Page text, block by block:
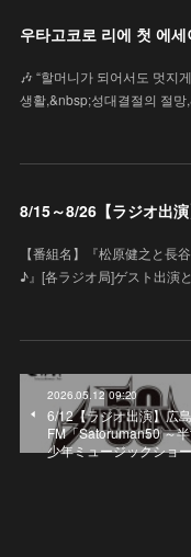
🎶 “할머니가 되어서도 멋지
생활,&nbsp;성대결절의 절
【番組名】『松原健之と長
♪』[各ラジオ局]ゲスト出演
2026.05.12 09:20
6/12【ラジオ出演】広島
FM「Satoruman50 ～
少年ミュージックショ